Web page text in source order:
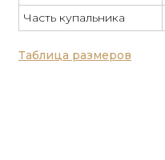
Таблица размеров
Часть купальника